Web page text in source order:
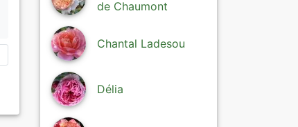
de Chaumont
Chantal Ladesou
Délia